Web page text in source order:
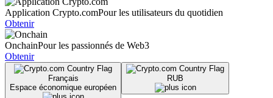
Application Crypto.comPour les utilisateurs du quotidien
Obtenir
OnchainPour les passionnés de Web3
Obtenir
Français
Espace économique européen
RUB